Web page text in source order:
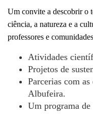
Um convite a descobrir o
ciência, a natureza e a
professores e
Atividades
Projetos de
Parcerias com
Albufeira.
Um programa de